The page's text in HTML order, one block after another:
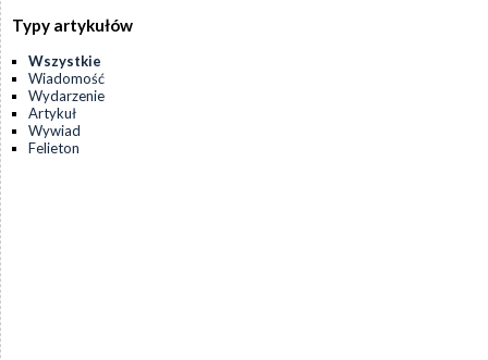
Typy artykułów
Wszystkie
Wiadomość
Wydarzenie
Artykuł
Wywiad
Felieton